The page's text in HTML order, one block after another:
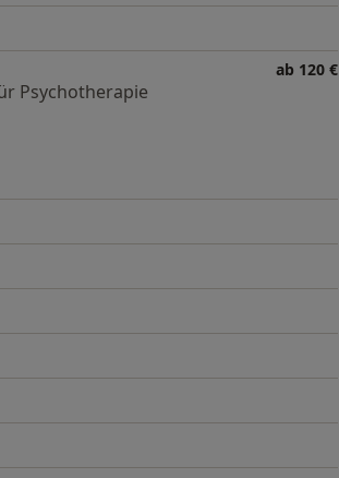
ab 120 €
Psychotherapie